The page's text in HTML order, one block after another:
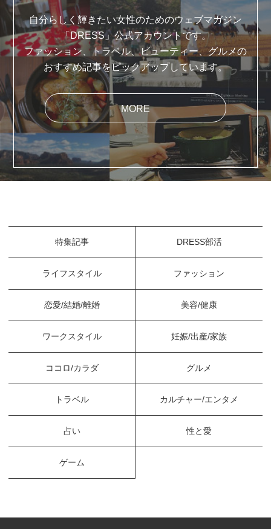
自分らしく輝きたい女性のためのウェブマガジン
「DRESS」公式アカウントです。
ファッション、トラベル、ビューティー、グルメの
おすすめ記事をピックアップしています。
MORE
特集記事 DRESS部活
ライフスタイル ファッション
恋愛/結婚/離婚 美容/健康
ワークスタイル 妊娠/出産/家族
ココロ/カラダ グルメ
トラベル カルチャー/エンタメ
占い 性と愛
ゲーム